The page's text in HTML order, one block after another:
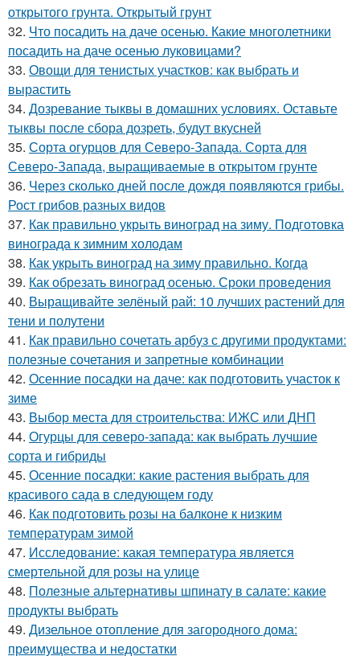
открытого грунта. Открытый грунт
32. Что посадить на даче осенью. Какие многолетники
посадить на даче осенью луковицами?
33. Овощи для тенистых участков: как выбрать и
вырастить
34. Дозревание тыквы в домашних условиях. Оставьте
тыквы после сбора дозреть, будут вкусней
35. Сорта огурцов для Северо-Запада. Сорта для
Северо-Запада, выращиваемые в открытом грунте
36. Через сколько дней после дождя появляются грибы.
Рост грибов разных видов
37. Как правильно укрыть виноград на зиму. Подготовка
винограда к зимним холодам
38. Как укрыть виноград на зиму правильно. Когда
39. Как обрезать виноград осенью. Сроки проведения
40. Выращивайте зелёный рай: 10 лучших растений для
тени и полутени
41. Как правильно сочетать арбуз с другими продуктами:
полезные сочетания и запретные комбинации
42. Осенние посадки на даче: как подготовить участок к
зиме
43. Выбор места для строительства: ИЖС или ДНП
44. Огурцы для северо-запада: как выбрать лучшие
сорта и гибриды
45. Осенние посадки: какие растения выбрать для
красивого сада в следующем году
46. Как подготовить розы на балконе к низким
температурам зимой
47. Исследование: какая температура является
смертельной для розы на улице
48. Полезные альтернативы шпинату в салате: какие
продукты выбрать
49. Дизельное отопление для загородного дома:
преимущества и недостатки